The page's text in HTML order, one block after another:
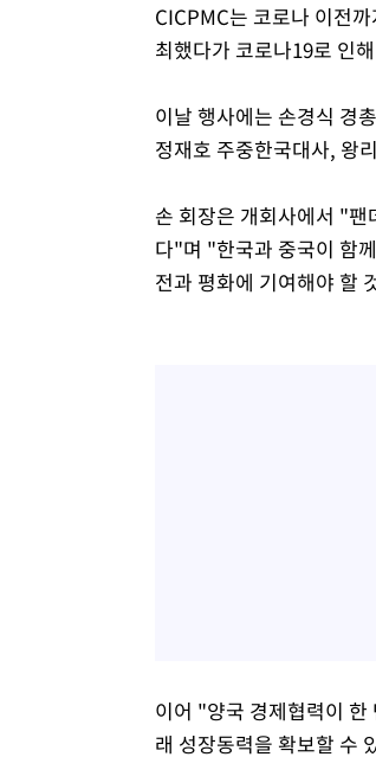
CICPMC는 코로나 이전
최했다가 코로나19로 인
이날 행사에는 손경식 경
정재호 주중한국대사, 왕
손 회장은 개회사에서 "
다"며 "한국과 중국이 함
전과 평화에 기여해야 할
이어 "양국 경제협력이
래 성장동력을 확보할 수